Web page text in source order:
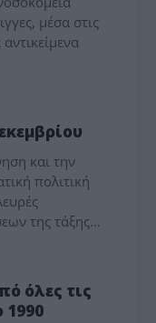
μέσα στις
και την
πολιτική
της τάξης…
όλες τις
1990